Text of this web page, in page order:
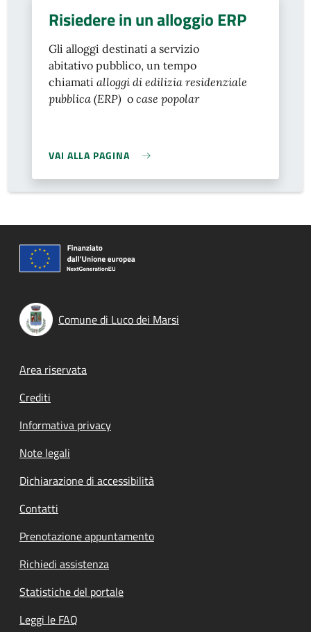
Risiedere in un alloggio ERP
Gli alloggi destinati a servizio
abitativo pubblico, un tempo
chiamati alloggi di edilizia residenziale
pubblica (ERP) o case popolar
VAI ALLA PAGINA
Comune di Luco dei Marsi
Footer menu
Area riservata
Crediti
Informativa privacy
Note legali
Dichiarazione di accessibilità
Contatti
Prenotazione appuntamento
Richiedi assistenza
Statistiche del portale
Leggi le FAQ